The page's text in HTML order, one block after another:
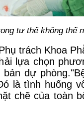
tư thế không thể
trách Khoa
lựa chọn
dự
là tình huống
chẽ của toàn